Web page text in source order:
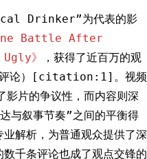
Drinker”为代表的影
One Battle After
》
，获得了近百万的观
/评论）[citation:1]。视频
影片的争议性，而内容则深
与叙事节奏”之间的平衡得
解析，为普通观众提供了深
千条评论也成了观点交锋的